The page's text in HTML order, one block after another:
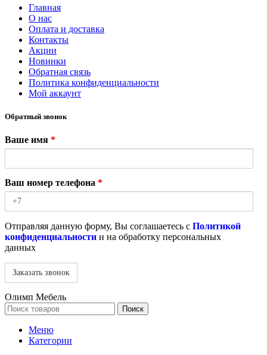
Главная
О нас
Оплата и доставка
Контакты
Акции
Новинки
Обратная связь
Политика конфиденциальности
Мой аккаунт
Обратный звонок
Ваше имя *
Ваш номер телефона *
Отправляя данную форму, Вы соглашаетесь с Политикой
конфиденциальности и на обработку персональных
данных
Олимп Мебель
Поиск
Меню
Категории